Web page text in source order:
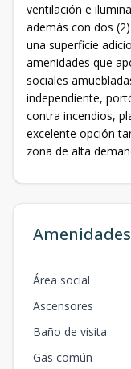
ventilación e
además con dos
una superficie
amenidades que
sociales
independiente,
contra incendios,
excelente opción
zona de alta
Amenidades
Área social
Ascensores
Baño de visita
Gas común